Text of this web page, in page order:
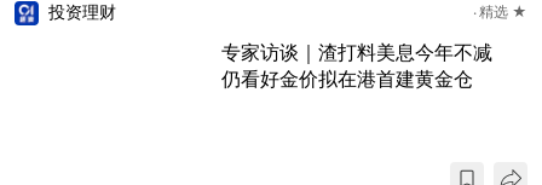
投资理财 精选 ★
专家访谈｜渣打料美息今年不减
仍看好金价拟在港首建黄金仓